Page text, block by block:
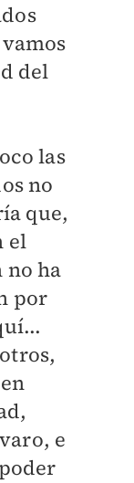
del
las
no
que,
el
no ha
por
e